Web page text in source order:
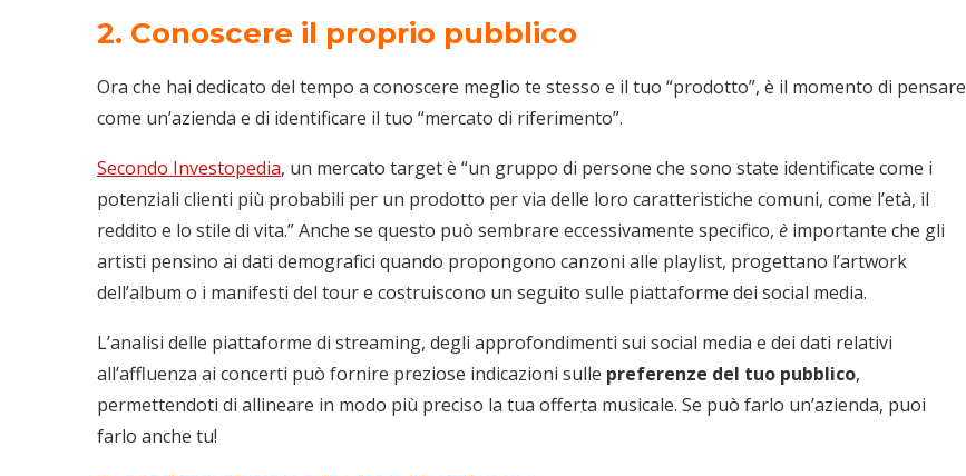
2. Conoscere il proprio pubblico
Ora che hai dedicato del tempo a conoscere meglio te stesso e il tuo “prodotto”, è il momento di pensare
come un’azienda e di identificare il tuo “mercato di riferimento”.
Secondo Investopedia, un mercato target è “un gruppo di persone che sono state identificate come i
potenziali clienti più probabili per un prodotto per via delle loro caratteristiche comuni, come l’età, il
reddito e lo stile di vita.” Anche se questo può sembrare eccessivamente specifico, è importante che gli
artisti pensino ai dati demografici quando propongono canzoni alle playlist, progettano l’artwork
dell’album o i manifesti del tour e costruiscono un seguito sulle piattaforme dei social media.
L’analisi delle piattaforme di streaming, degli approfondimenti sui social media e dei dati relativi
all’affluenza ai concerti può fornire preziose indicazioni sulle preferenze del tuo pubblico,
permettendoti di allineare in modo più preciso la tua offerta musicale. Se può farlo un’azienda, puoi
farlo anche tu!